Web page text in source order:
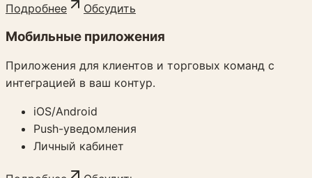
Подробнее Обсудить
Мобильные приложения
Приложения для клиентов и торговых команд с
интеграцией в ваш контур.
iOS/Android
Push-уведомления
Личный кабинет